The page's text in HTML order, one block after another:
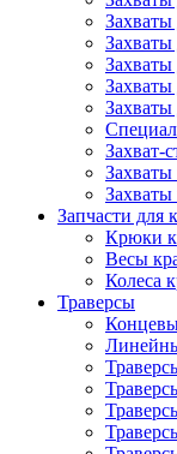
Захваты
Захваты
Захваты
Захват-
Запчасти для
Крюки
Весы
Колеса
Траверсы